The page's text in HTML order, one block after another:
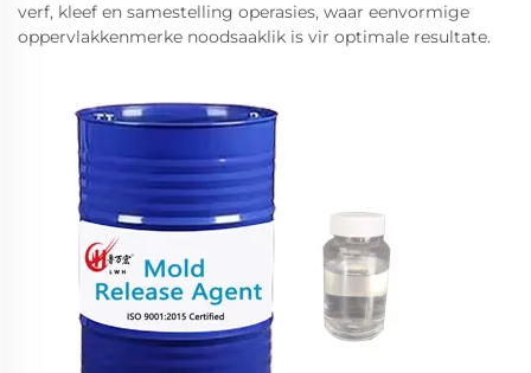
verf, kleef en samestelling operasies, waar eenvormige
oppervlakkenmerke noodsaaklik is vir optimale resultate.